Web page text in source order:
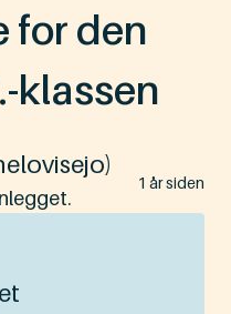
for den
klassen
Lagt
ut
1 år siden